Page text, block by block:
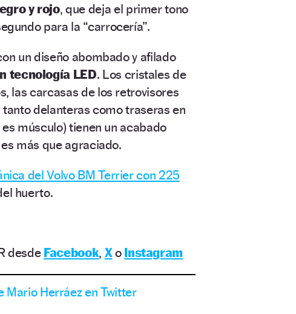
y rojo, que deja el primer tono
para la “carrocería”.
un diseño abombado y afilado
tecnología LED. Los cristales de
las carcasas de los retrovisores
delanteras como traseras en
músculo) tienen un acabado
más que agraciado.
del Volvo BM Terrier con 225
huerto.
desde Facebook, Xo Instagram
Mario Herráez en Twitter